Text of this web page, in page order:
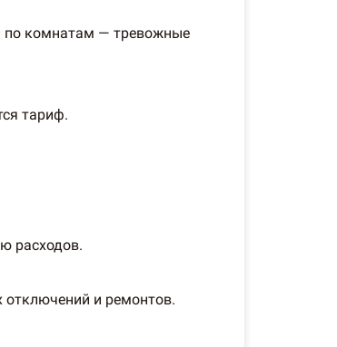
по комнатам — тревожные
тариф.
расходов.
и ремонтов.